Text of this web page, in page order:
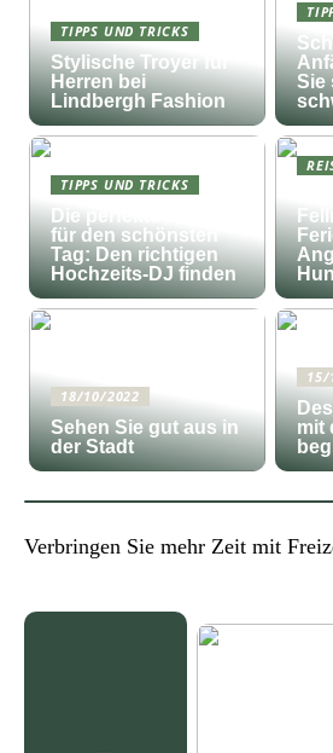
TIPPS UND TRICKS
Stylische Troyer für
Herren bei
Lindbergh Fashion
Sie
TIPPS UND TRICKS
Die perfekte Musik
für den schönsten
Tag: Den richtigen
Hochzeits-DJ finden
18/10/2022
Sehen Sie gut aus in
der Stadt
15/
mit
Verbringen Sie mehr Zeit mit